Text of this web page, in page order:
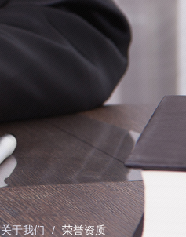
关于我们 / 荣誉资质